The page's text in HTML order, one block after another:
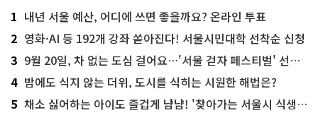
1 내년 서울 예산, 어디에 쓰면 좋을까요? 온라인 투표
2 영화·AI 등 192개 강좌 쏟아진다! 서울시민대학 선착순 신청
3 9월 20일, 차 없는 도심 걸어요…'서울 걷자 페스티벌' 선착순 5천명
4 밤에도 식지 않는 더위, 도시를 식히는 시원한 해법은?
5 채소 싫어하는 아이도 즐겁게 냠냠! '찾아가는 서울시 식생활 교육' 현장